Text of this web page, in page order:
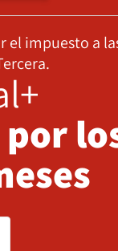
el impuesto a